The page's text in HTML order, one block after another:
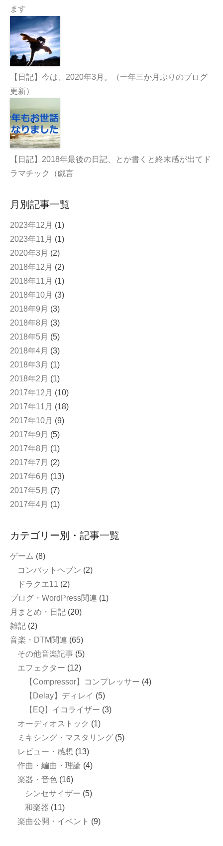
ます
【日記】今は、2020年3月。（一年三か月ぶりのブログ
更新）
【日記】2018年最後の日記、とか書くと終末感が出てド
ラマチック（戯言
月別記事一覧
2023年12月 (1)
2023年11月 (1)
2020年3月 (2)
2018年12月 (2)
2018年11月 (1)
2018年10月 (3)
2018年9月 (3)
2018年8月 (3)
2018年5月 (5)
2018年4月 (3)
2018年3月 (1)
2018年2月 (1)
2017年12月 (10)
2017年11月 (18)
2017年10月 (9)
2017年9月 (5)
2017年8月 (1)
2017年7月 (2)
2017年6月 (13)
2017年5月 (7)
2017年4月 (1)
カテゴリー別・記事一覧
ゲーム (8)
コンバットヘブン (2)
ドラクエ11 (2)
ブログ・WordPress関連 (1)
月まとめ・日記 (20)
雑記 (2)
音楽・DTM関連 (65)
その他音楽記事 (5)
エフェクター (12)
【Compressor】コンプレッサー (4)
【Delay】ディレイ (5)
【EQ】イコライザー (3)
オーディオストック (1)
ミキシング・マスタリング (5)
レビュー・感想 (13)
作曲・編曲・理論 (4)
楽器・音色 (16)
シンセサイザー (5)
和楽器 (11)
楽曲公開・イベント (9)